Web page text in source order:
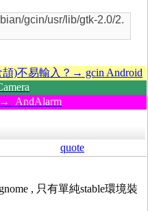
gcin/usr/lib/gtk-2.0/2.
)不易輸入？→ gcin Android
AndAlarm
quote
, 只有單純stable環境裝